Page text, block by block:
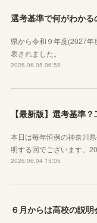
県から令和９年度(2027
表されました。
2026.06.05 06:55
本日は毎年恒例の神奈川
明する回でございます。
2026.06.04 15:05